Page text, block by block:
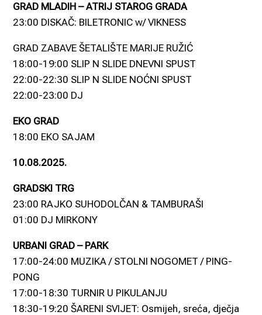
GRAD MLADIH – ATRIJ STAROG GRADA
23:00 DISKAČ: BILETRONIC w/ VIKNESS
GRAD ZABAVE ŠETALIŠTE MARIJE RUŽIĆ
18:00-19:00 SLIP N SLIDE DNEVNI SPUST
22:00-22:30 SLIP N SLIDE NOĆNI SPUST
22:00-23:00 DJ
EKO GRAD
18:00 EKO SAJAM
10.08.2025.
GRADSKI TRG
23:00 RAJKO SUHODOLČAN & TAMBURAŠI
01:00 DJ MIRKONY
URBANI GRAD – PARK
17:00-24:00 MUZIKA / STOLNI NOGOMET / PING-
PONG
17:00-18:30 TURNIR U PIKULANJU
18:30-19:20 ŠARENI SVIJET: Osmijeh, sreća, dječja